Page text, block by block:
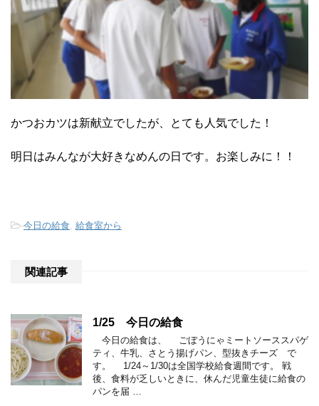
かつおカツは新献立でしたが、とても人気でした！
明日はみんなが大好きなめんの日です。お楽しみに！！
-今日の給食, 給食室から
関連記事
1/25 今日の給食
今日の給食は、 ごぼうにゃミートソーススパゲ
ティ、牛乳、さとう揚げパン、型抜きチーズ で
す。 1/24～1/30は全国学校給食週間です。 戦
後、食料が乏しいときに、休んだ児童生徒に給食の
パンを届 …